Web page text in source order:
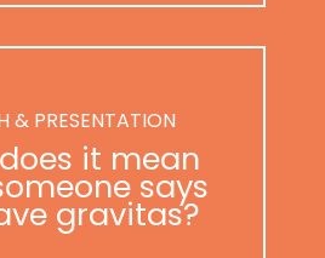
& PRESENTATION
it mean
says
gravitas?